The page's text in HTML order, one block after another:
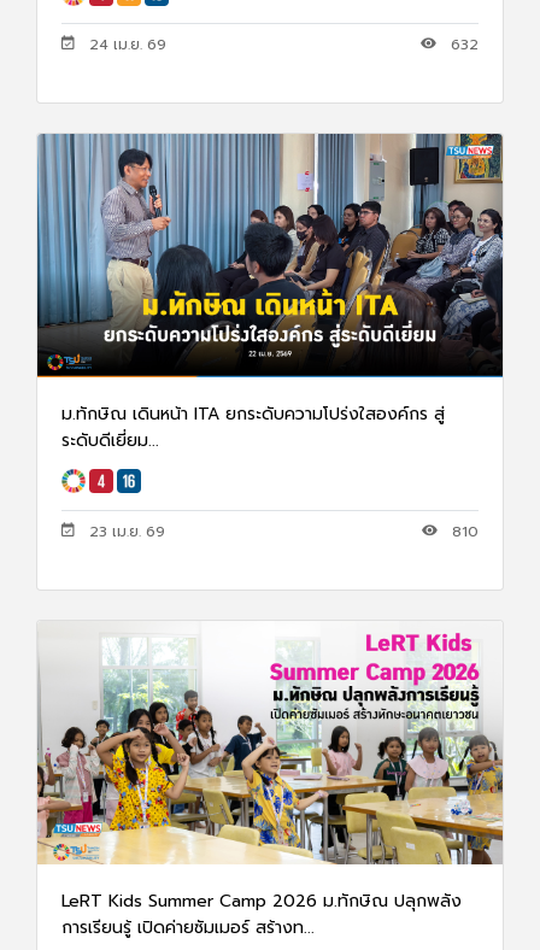
24 เม.ย. 69 632
ม.ทักษิณ เดินหน้า ITA ยกระดับความโปร่งใสองค์กร สู่
ระดับดีเยี่ยม...
23 เม.ย. 69 810
LeRT Kids Summer Camp 2026 ม.ทักษิณ ปลุกพลัง
การเรียนรู้ เปิดค่ายซัมเมอร์ สร้างท...